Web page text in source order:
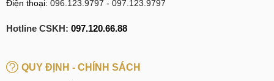
Điện thoại: 096.123.9797 - 097.123.9797
Hotline CSKH: 097.120.66.88
QUY ĐỊNH - CHÍNH SÁCH